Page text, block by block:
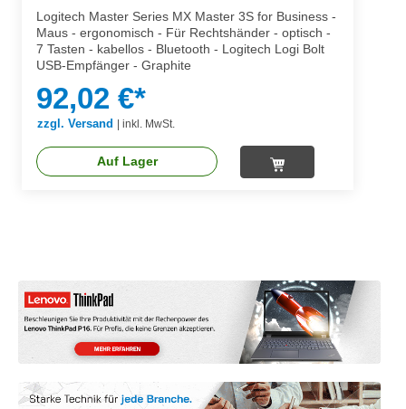
Logitech Master Series MX Master 3S for Business -
Maus - ergonomisch - Für Rechtshänder - optisch -
7 Tasten - kabellos - Bluetooth - Logitech Logi Bolt
USB-Empfänger - Graphite
92,02 €*
zzgl. Versand inkl. MwSt.
Auf Lager